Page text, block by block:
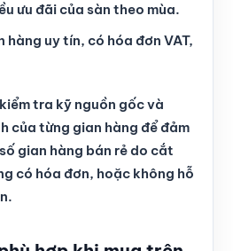
ưu đãi của sàn theo mùa.
hàng uy tín, có hóa đơn VAT,
tra kỹ nguồn gốc và
của từng gian hàng để đảm
gian hàng bán rẻ do cắt
có hóa đơn, hoặc không hỗ